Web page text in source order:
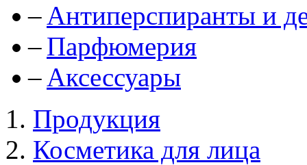
Антиперспиранты и
Парфюмерия
Аксессуары
Продукция
Косметика для лица